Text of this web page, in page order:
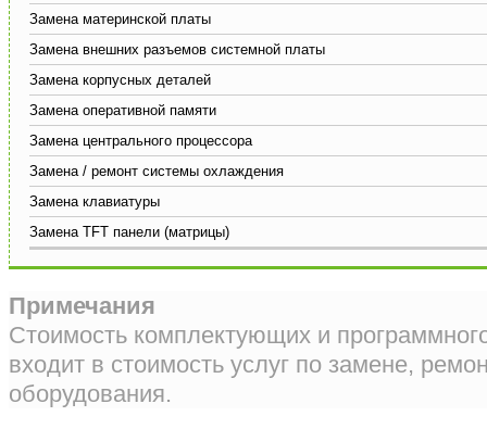
Замена материнской платы
Замена внешних разъемов системной платы
Замена корпусных деталей
Замена оперативной памяти
Замена центрального процессора
Замена / ремонт системы охлаждения
Замена клавиатуры
Замена TFT панели (матрицы)
Примечания
Стоимость комплектующих и
входит в стоимость услуг по замене,
оборудования.